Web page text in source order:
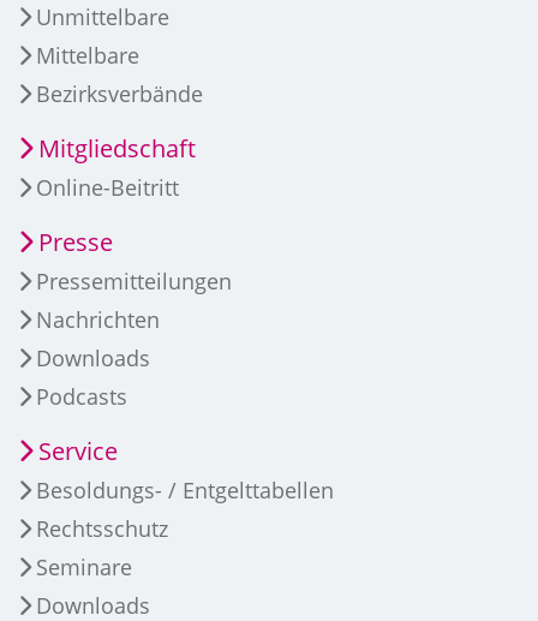
Unmittelbare
Mittelbare
Bezirksverbände
Mitgliedschaft
Online-Beitritt
Presse
Pressemitteilungen
Nachrichten
Downloads
Podcasts
Service
Besoldungs- / Entgelttabellen
Rechtsschutz
Seminare
Downloads